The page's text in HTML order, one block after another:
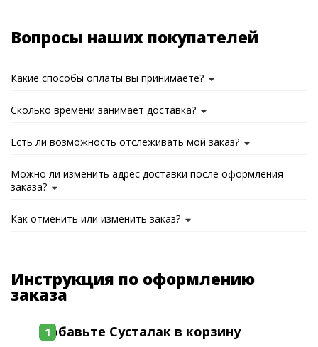
Вопросы наших покупателей
Какие способы оплаты вы принимаете?
Сколько времени занимает доставка?
Есть ли возможность отслеживать мой заказ?
Можно ли изменить адрес доставки после оформления
заказа?
Как отменить или изменить заказ?
Инструкция по оформлению
заказа
Добавьте Сусталак в корзину